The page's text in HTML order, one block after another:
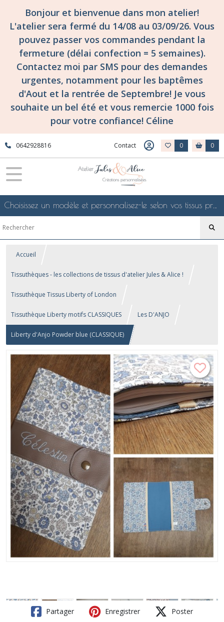
Bonjour et bienvenue dans mon atelier!
L'atelier sera fermé du 14/08 au 03/09/26. Vous
pouvez passer vos commandes pendant la
fermeture (délai confection = 5 semaines).
Contactez moi par SMS pour des demandes
urgentes, notamment pour les baptêmes
d'Aout et la rentrée de Septembre! Je vous
souhaite un bel été et vous remercie 1000 fois
pour votre confiance! Céline
0642928816 Contact 0 0
Choisissez un modèle et personnalisez-le selon vos tissus préférés de mes collections en ligne, je le confectionnerai selon vos souhaits
Accueil
Tissuthèques - les collections de tissus d'atelier Jules & Alice !
Tissuthèque Tissus Liberty of London
Tissuthèque Liberty motifs CLASSIQUES Les D'ANJO
Liberty d'Anjo Powder blue (CLASSIQUE)
Partager Enregistrer Poster